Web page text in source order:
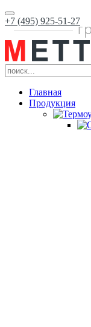
+7 (495) 925-51-27
Главная
Продукция